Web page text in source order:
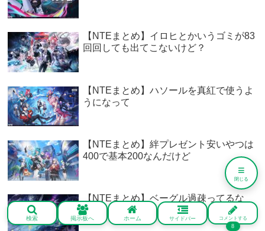
【NTEまとめ】イロヒとかいうゴミが83
回回しても出てこないけど？
【NTEまとめ】ハソールを真紅で使うよ
うになって
【NTEまとめ】絆プレゼント安いやつは
400で基本200なんだけど
【NTEまとめ】ベーグル過疎ってるな
#NTE #ネバエバ
検索 掲示板へ ホーム サイドバー コメントする
8
≡
閉じる